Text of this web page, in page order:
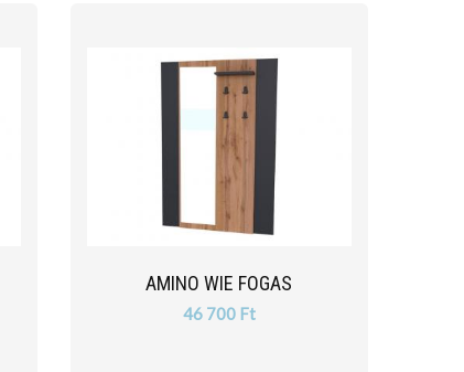
AMINO WIE FOGAS
46 700 Ft